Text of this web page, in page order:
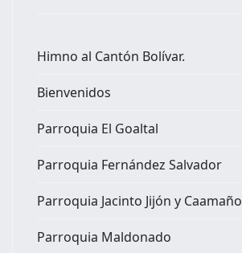
Himno al Cantón Bolívar.
Bienvenidos
Parroquia El Goaltal
Parroquia Fernández Salvador
Parroquia Jacinto Jijón y Caamaño
Parroquia Maldonado